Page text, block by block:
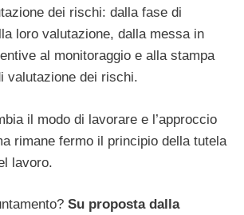
dei rischi: dalla fase di
loro valutazione, dalla messa in
al monitoraggio e alla stampa
valutazione dei rischi.
il modo di lavorare e l’approccio
rimane fermo il principio della tutela
lavoro.
Su proposta dalla